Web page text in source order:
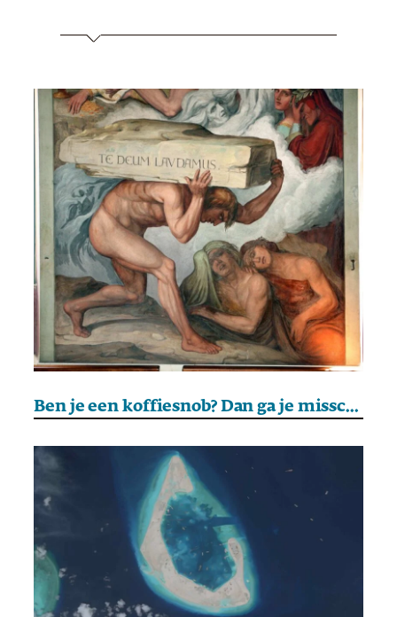
Ben je een koffiesnob? Dan ga je misschien wel naar de hel